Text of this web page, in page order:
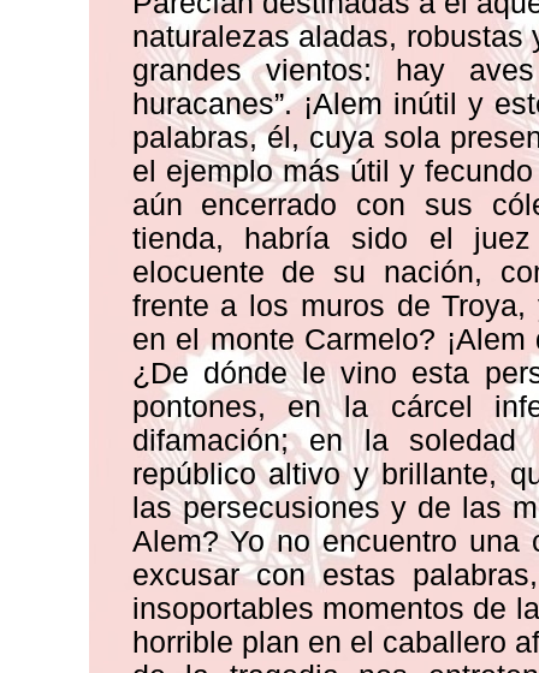
naturalezas aladas,
grandes vientos: hay
huracanes”. ¡Alem inútil y
palabras, él, cuya sola
el ejemplo más útil y
aún encerrado con sus
tienda, habría sido el
elocuente de su nación,
frente a los muros de
en el monte Carmelo?
¿De dónde le vino esta
pontones, en la cárcel
difamación; en la
repúblico altivo y brillante,
las persecusiones y de las
Alem? Yo no encuentro
excusar con estas
insoportables momentos de
horrible plan en el caballero